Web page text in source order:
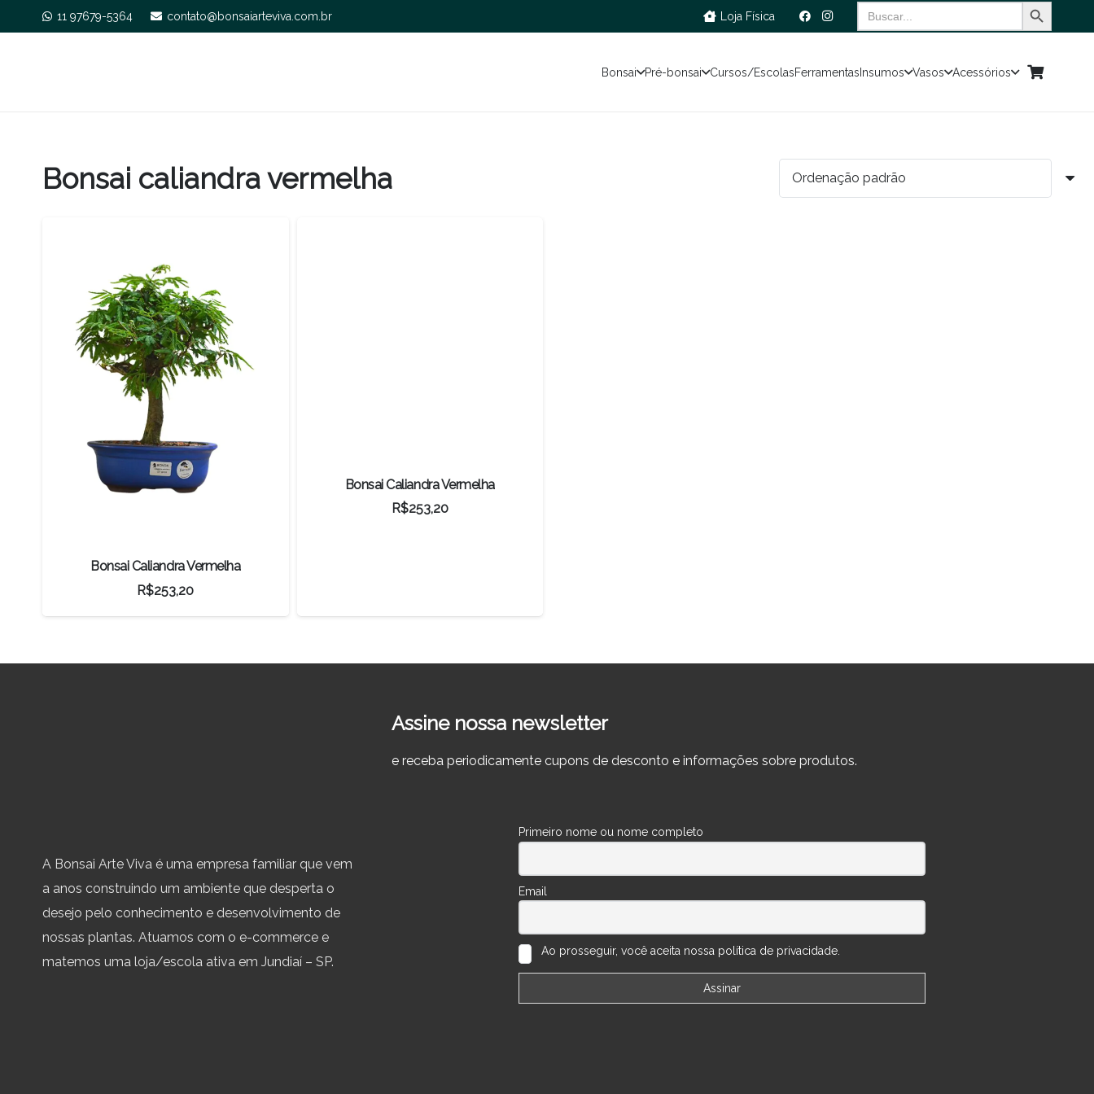
11 97679-5364 contato@bonsaiarteviva.com.br Loja Física
Search
for:
Bonsai Pré-bonsai Cursos/EscolasFerramentasInsumos Vasos Acessórios
Bonsai caliandra vermelha
Bonsai Caliandra Vermelha
R$253,20
Bonsai Caliandra Vermelha
R$253,20
A Bonsai Arte Viva é uma empresa familiar que vem
a anos construindo um ambiente que desperta o
desejo pelo conhecimento e desenvolvimento de
nossas plantas. Atuamos com o e-commerce e
matemos uma loja/escola ativa em Jundiaí – SP.
Assine nossa newsletter
e receba periodicamente cupons de desconto e informações sobre produtos.
Primeiro nome ou nome completo
Email
Ao prosseguir, você aceita nossa política de privacidade.